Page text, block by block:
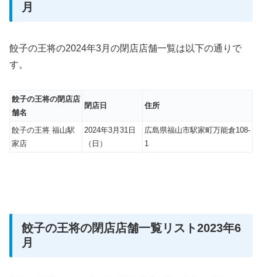
月
餃子の王将の2024年3月の閉店店舗一覧は以下の通りで
す。
餃子の王将の閉店店
舗名
閉店日 住所
餃子の王将 福山駅
家店
2024年3月31日
（日）
広島県福山市駅家町万能倉108-
1
餃子の王将の閉店店舗一覧リスト2023年6
月